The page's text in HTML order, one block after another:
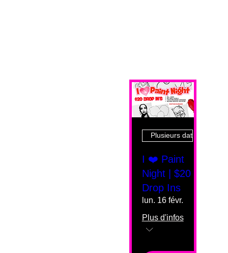
Plusieurs dates
I ❤️ Paint
Night | $20
Drop Ins
lun. 16 févr.
Plus d'infos